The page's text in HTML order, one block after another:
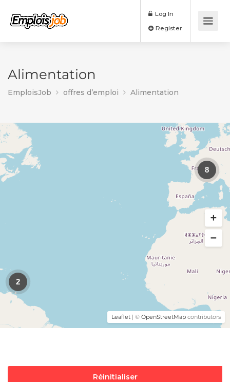
Log In
Alimentation
EmploisJob offres d’emploi Alimentation
2
8
Leaflet | © OpenStreetMap contributors
Réinitialiser